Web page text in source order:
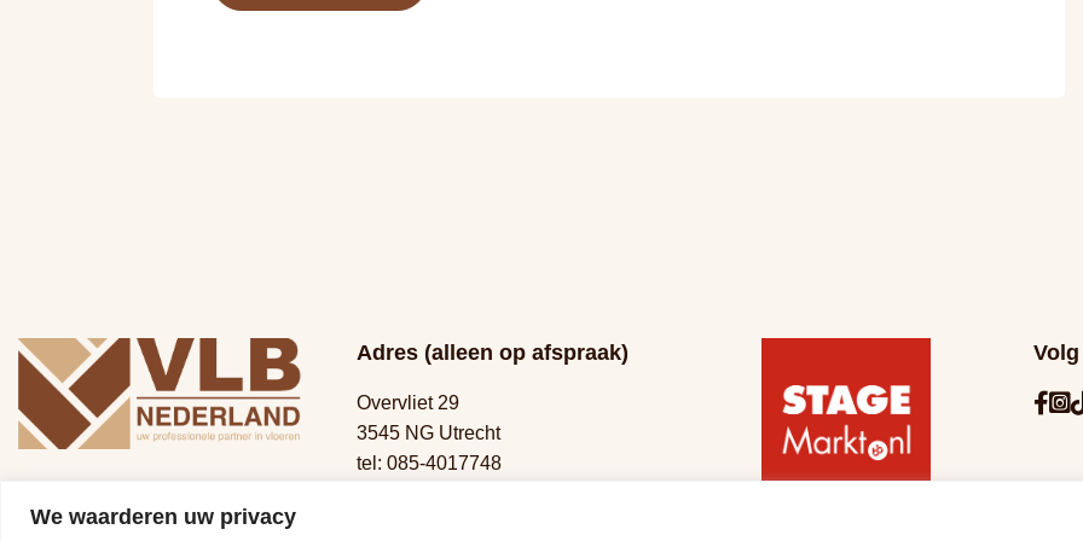
We waarderen uw privacy
Adres (alleen op afspraak)
Overvliet 29
3545 NG Utrecht
tel: 085-4017748